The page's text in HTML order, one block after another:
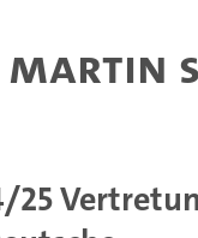
Martin
25